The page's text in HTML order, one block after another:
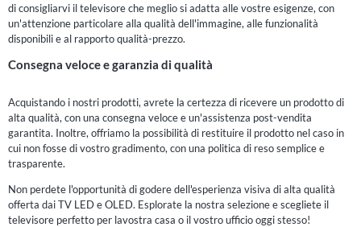
di consigliarvi il televisore che meglio si adatta alle vostre esigenze, con
un'attenzione particolare alla qualità dell'immagine, alle funzionalità
disponibili e al rapporto qualità-prezzo.
Consegna veloce e garanzia di qualità
Acquistando i nostri prodotti, avrete la certezza di ricevere un prodotto di
alta qualità, con una consegna veloce e un'assistenza post-vendita
garantita. Inoltre, offriamo la possibilità di restituire il prodotto nel caso in
cui non fosse di vostro gradimento, con una politica di reso semplice e
trasparente.
Non perdete l'opportunità di godere dell'esperienza visiva di alta qualità
offerta dai TV LED e OLED. Esplorate la nostra selezione e scegliete il
televisore perfetto per lavostra casa o il vostro ufficio oggi stesso!